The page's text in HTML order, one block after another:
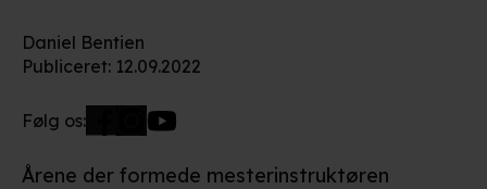
Daniel Bentien
Publiceret: 12.09.2022
Følg os:
Årene der formede mesterinstruktøren